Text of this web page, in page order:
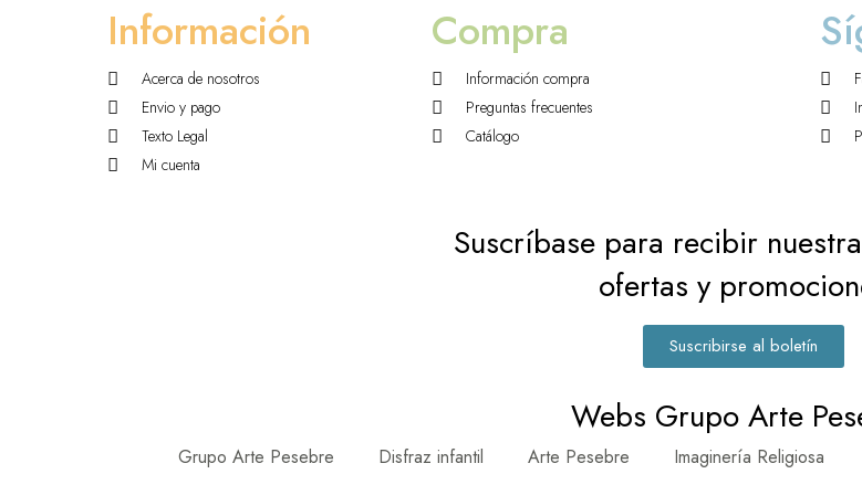
Información
Acerca de nosotros
Envio y pago
Texto Legal
Mi cuenta
Compra
Información compra
Preguntas frecuentes
Catálogo
Suscríbase para recibir
ofertas y
Suscribirse al boletín
Webs Grupo Arte
Grupo Arte Pesebre Disfraz infantil Arte Pesebre Imaginería Religiosa